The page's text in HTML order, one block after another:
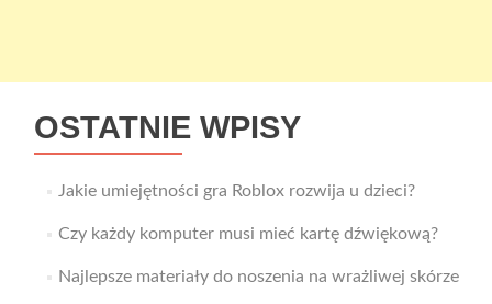
OSTATNIE WPISY
Jakie umiejętności gra Roblox rozwija u dzieci?
Czy każdy komputer musi mieć kartę dźwiękową?
Najlepsze materiały do noszenia na wrażliwej skórze